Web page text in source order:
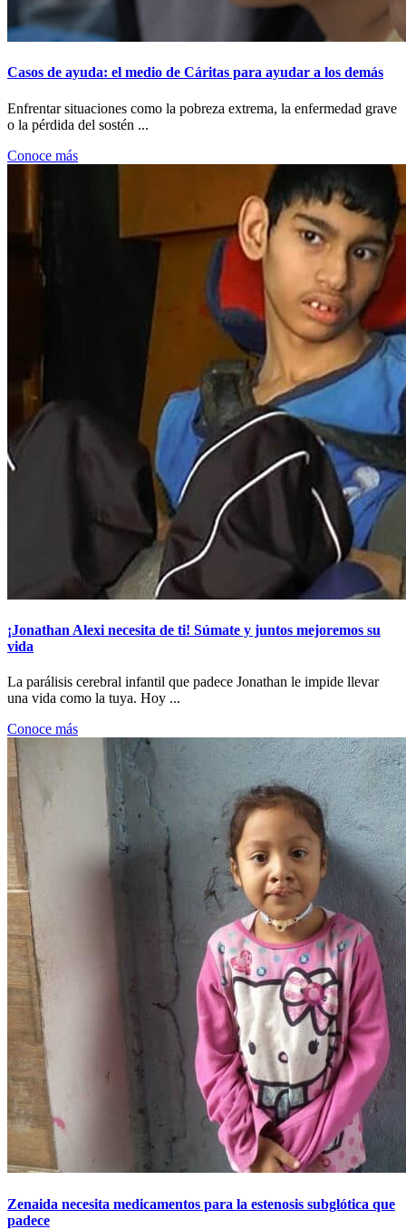
Casos de ayuda: el medio de Cáritas para ayudar a los demás
Enfrentar situaciones como la pobreza extrema, la enfermedad grave
o la pérdida del sostén ...
Conoce más
¡Jonathan Alexi necesita de ti! Súmate y juntos mejoremos su
vida
La parálisis cerebral infantil que padece Jonathan le impide llevar
una vida como la tuya. Hoy ...
Conoce más
Zenaida necesita medicamentos para la estenosis subglótica que
padece